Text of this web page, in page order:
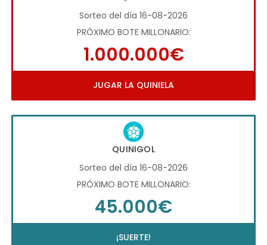
Sorteo del día 16-08-2026
PRÓXIMO BOTE MILLONARIO:
1.000.000€
JUGAR LA QUINIELA
QUINIGOL
Sorteo del día 16-08-2026
PRÓXIMO BOTE MILLONARIO:
45.000€
¡SUERTE!